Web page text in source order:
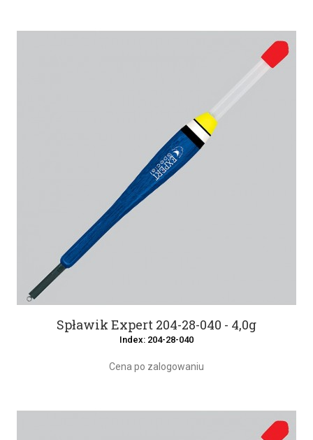
Spławik Expert 204-28-040 - 4,0g
Index: 204-28-040
Cena po zalogowaniu